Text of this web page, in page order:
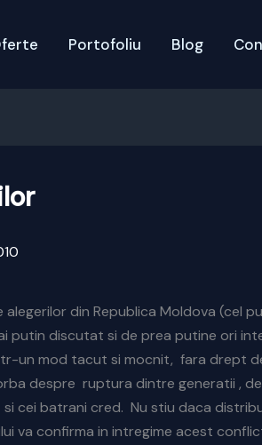
Portofoliu Blog
din Republica Moldova (cel
putin discutat si de prea putine ori
un mod tacut si mocnit, fara drept
despre ruptura dintre generatii ,
cei batrani cred. Nu stiu daca
va confirma in intregime acest